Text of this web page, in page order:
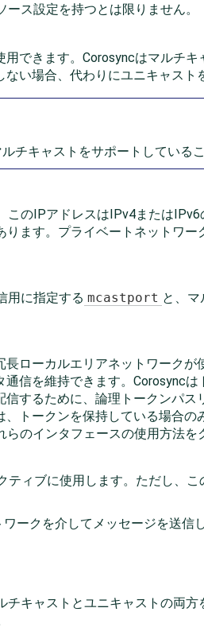
ス設定を持つとは限りません。
できます。Corosyncはマルチ
い場合、代わりにユニキャスト
チキャストをサポートしている
のIPアドレスはIPv4またはIPv6
ます。プライベートネットワー
用に指定する mcastport と、
ローカルエリアネットワークが
信を維持できます。Corosyncは
するために、論理トークンパス
トークンを保持している場合の
のインタフェースの使用方法を
ィブに使用します。ただし、
ークを介してメッセージを送信し
キャストとユニキャストの両方